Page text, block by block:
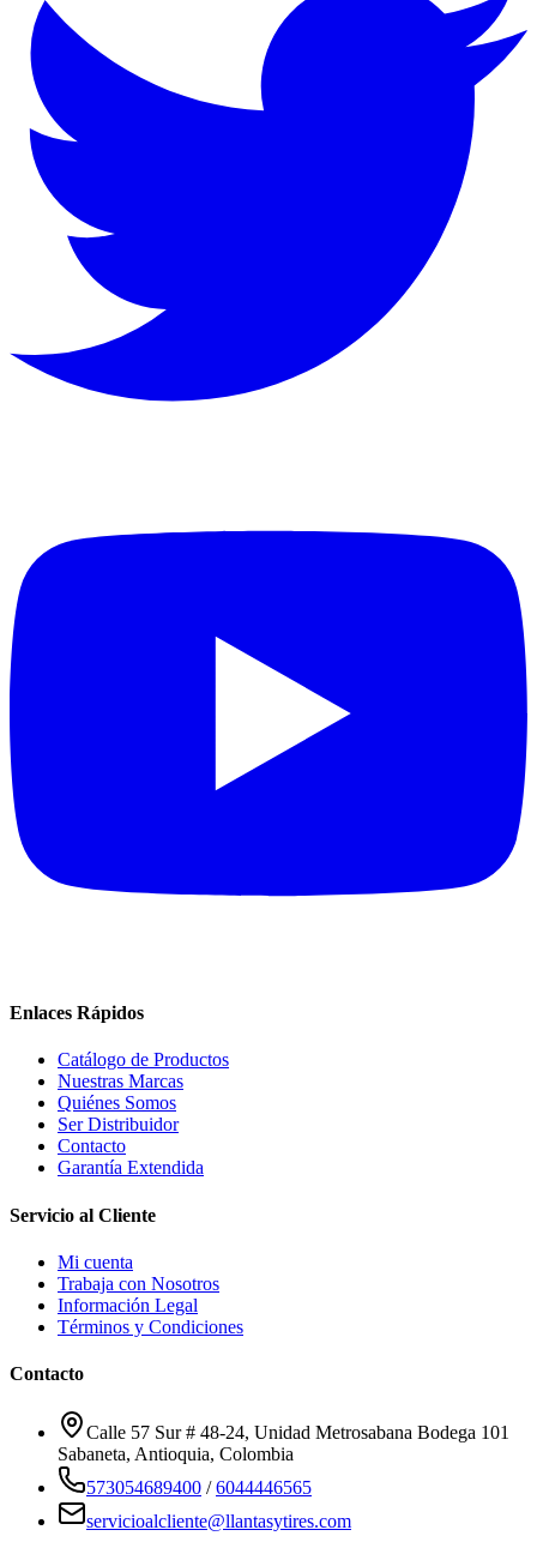
Enlaces Rápidos
Catálogo de Productos
Nuestras Marcas
Quiénes Somos
Ser Distribuidor
Contacto
Garantía Extendida
Servicio al Cliente
Mi cuenta
Trabaja con Nosotros
Información Legal
Términos y Condiciones
Contacto
Calle 57 Sur # 48-24, Unidad Metrosabana Bodega 101
Sabaneta, Antioquia, Colombia
573054689400 /6044446565
servicioalcliente@llantasytires.com